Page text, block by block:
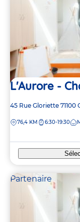
L'Aurore -
Adresse
la
45 Rue Gloriette 71100
DISTANCE
76,4 KM 6:30-19:30
Partenaire